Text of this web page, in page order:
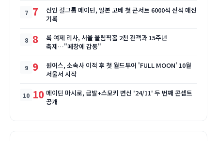
7
신인 걸그룹 메이딘, 일본 고베 첫 콘서트 6000석 전석 매진
기록
8
록 여제 리사, 서울 올림픽홀 2천 관객과 15주년
축제…"떼창에 감동"
9
원어스, 소속사 이적 후 첫 월드투어 'FULL MOON' 10월
서울서 시작
10 메이딘 마시로, 금발+스모키 변신 '24/11' 두 번째 콘셉트
공개